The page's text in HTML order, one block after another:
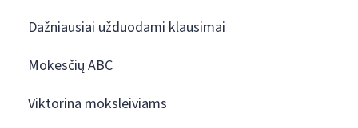
Dažniausiai užduodami klausimai
Mokesčių ABC
Viktorina moksleiviams